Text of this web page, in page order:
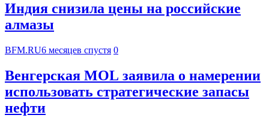
Индия снизила цены на российские
алмазы
BFM.RU6 месяцев спустя 0
Венгерская MOL заявила о намерении
использовать стратегические запасы
нефти